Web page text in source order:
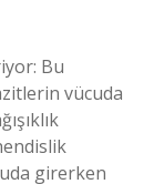
Bu
vücuda
girerken